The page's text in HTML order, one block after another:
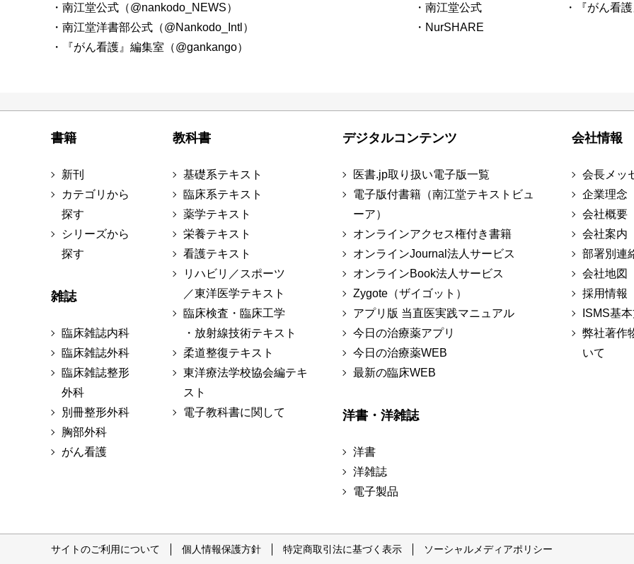
・南江堂公式（@nankodo_NEWS）
・南江堂洋書部公式（@Nankodo_Intl）
・『がん看護』編集室（@gankango）
・南江堂公式
・NurSHARE
・『がん看
書籍
新刊
カテゴリから
探す
シリーズから
探す
雑誌
臨床雑誌内科
臨床雑誌外科
臨床雑誌整形
外科
別冊整形外科
胸部外科
がん看護
教科書
基礎系テキスト
臨床系テキスト
薬学テキスト
栄養テキスト
看護テキスト
リハビリ／スポーツ
／東洋医学テキスト
臨床検査・臨床工学
・放射線技術テキスト
柔道整復テキスト
東洋療法学校協会編テキ
スト
電子教科書に関して
デジタルコンテンツ
医書.jp取り扱い電子版一覧
電子版付書籍（南江堂テキストビュ
ーア）
オンラインアクセス権付き書籍
オンラインJournal法人サービス
オンラインBook法人サービス
Zygote（ザイゴット）
アプリ版 当直医実践マニュアル
今日の治療薬アプリ
今日の治療薬WEB
最新の臨床WEB
洋書・洋雑誌
洋書
洋雑誌
電子製品
会社情報
会長メッ
企業理念
会社概要
会社案内
部署別連
会社地図
採用情報
ISMS基
弊社著作
いて
サイトのご利用について 個人情報保護方針 特定商取引法に基づく表示 ソーシャルメディアポリシー